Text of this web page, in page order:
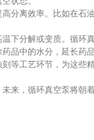
分离效率。比如在石
下分解或变质。循环
品中的水分，延长药品
工艺环节，为这些
来，循环真空泵将朝